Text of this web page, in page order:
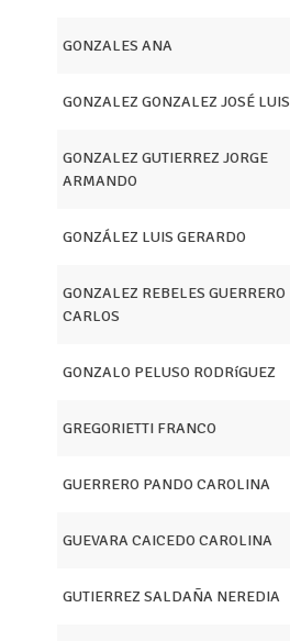
GONZALES ANA
GONZALEZ GONZALEZ JOSÉ LUIS
GONZALEZ GUTIERREZ JORGE
ARMANDO
GONZÁLEZ LUIS GERARDO
GONZALEZ REBELES GUERRERO
CARLOS
GONZALO PELUSO RODRíGUEZ
GREGORIETTI FRANCO
GUERRERO PANDO CAROLINA
GUEVARA CAICEDO CAROLINA
GUTIERREZ SALDAÑA NEREDIA